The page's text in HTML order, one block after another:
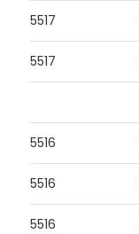
5517
5517
5516
5516
5516